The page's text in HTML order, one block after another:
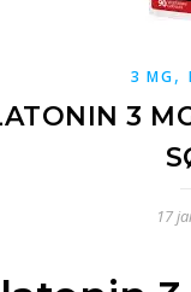
3 MG,
3
17